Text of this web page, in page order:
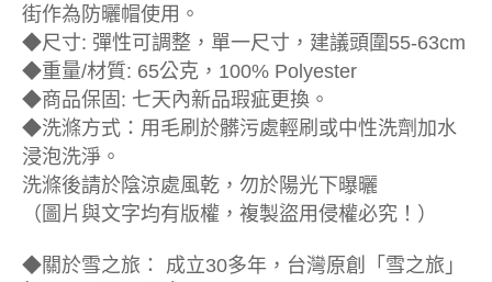
街作為防曬帽使用。
◆尺寸: 彈性可調整，單一尺寸，建議頭圍55-63cm
◆重量/材質: 65公克，100% Polyester
◆商品保固: 七天內新品瑕疵更換。
◆洗滌方式：用毛刷於髒污處輕刷或中性洗劑加水
浸泡洗淨。
洗滌後請於陰涼處風乾，勿於陽光下曝曬
（圖片與文字均有版權，複製盜用侵權必究！）
◆關於雪之旅： 成立30多年，台灣原創「雪之旅」